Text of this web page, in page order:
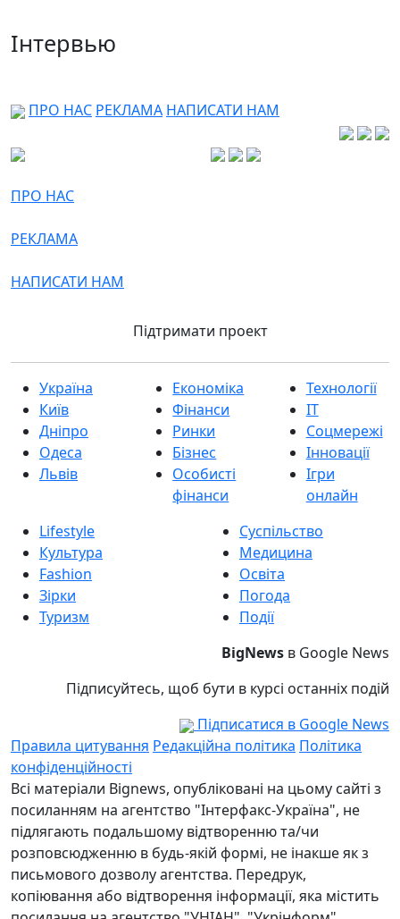
Інтервью
ПРО НАС РЕКЛАМА НАПИСАТИ НАМ
ПРО НАС
РЕКЛАМА
НАПИСАТИ НАМ
Підтримати проект
Україна
Київ
Дніпро
Одеса
Львів
Економіка
Фінанси
Ринки
Бізнес
Особисті
фінанси
Технології
IT
Соцмережі
Інновації
Ігри
онлайн
Lifestyle
Культура
Fashion
Зірки
Туризм
Суспільство
Медицина
Освіта
Погода
Події
BigNews в Google News
Підписуйтесь, щоб бути в курсі останніх подій
Підписатися в Google News
Правила цитування Редакційна політика Політика
конфіденційності
Всі матеріали Bignews, опубліковані на цьому сайті з
посиланням на агентство "Інтерфакс-Україна", не
підлягають подальшому відтворенню та/чи
розповсюдженню в будь-якій формі, не інакше як з
письмового дозволу агентства. Передрук,
копіювання або відтворення інформації, яка містить